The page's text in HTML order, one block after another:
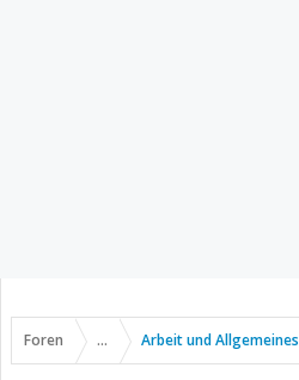
Foren ... Arbeit und Allgemeines